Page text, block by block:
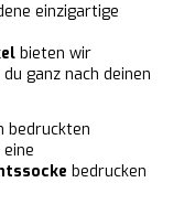
einzigartige
bieten wir
ganz nach deinen
bedruckten
bedrucken